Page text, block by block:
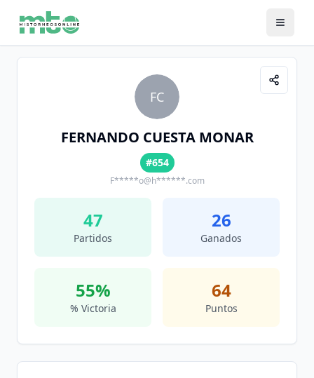
FC
FERNANDO CUESTA MONAR
#654
F*****o@h******.com
47
Partidos
26
Ganados
55%
% Victoria
64
Puntos